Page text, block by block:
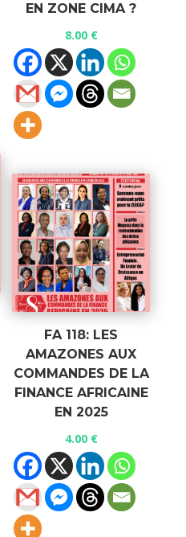
EN ZONE CIMA ?
8.00 €
FA 118: LES
AMAZONES AUX
COMMANDES DE LA
FINANCE AFRICAINE
EN 2025
4.00 €